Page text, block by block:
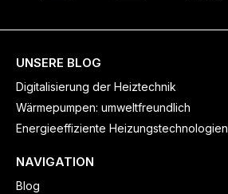
UNSERE BLOG
Digitalisierung der Heiztechnik
Wärmepumpen: umweltfreundlich
Energieeffiziente Heizungstechnologien
NAVIGATION
Blog